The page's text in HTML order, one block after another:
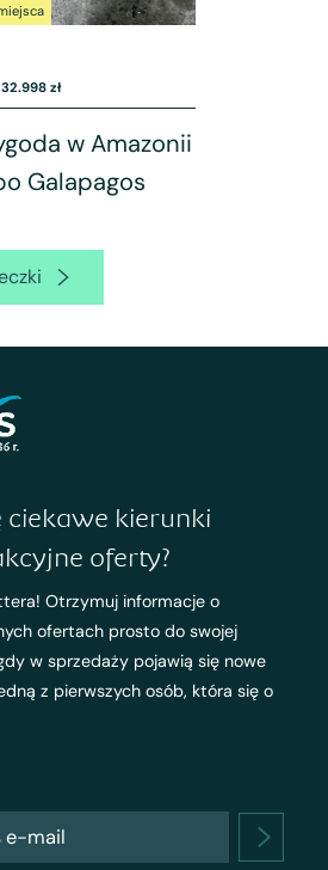
zł
w Amazonii
Galapagos
ciekawe kierunki
oferty?
Otrzymuj informacje o
ofertach prosto do swojej
w sprzedaży pojawią się nowe
z pierwszych osób, która się o